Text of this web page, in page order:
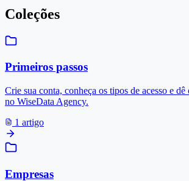
Coleções
Primeiros passos
Crie sua conta, conheça os tipos de acesso e dê
no WiseData Agency.
1 artigo
Empresas